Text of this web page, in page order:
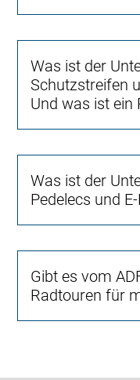
Was ist der
Schutzstreifen
Und was ist ein
Was ist der
Pedelecs und
Gibt es vom
Radtouren für